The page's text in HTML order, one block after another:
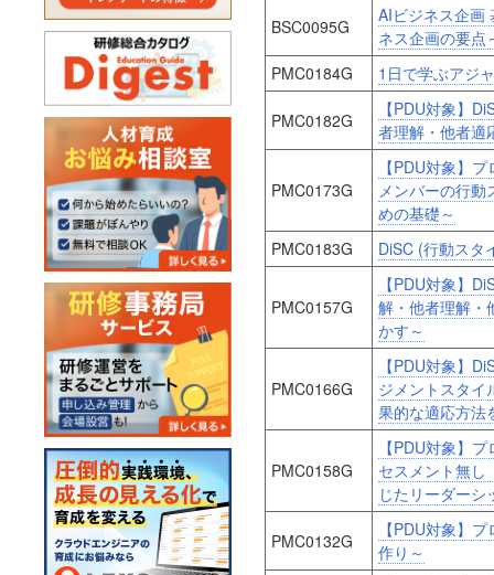
BSC0095G
AIビジネス企画
ネス企画の要点
PMC0184G
1日で学ぶアジ
PMC0182G
【PDU対象】
者理解・他者適
PMC0173G
【PDU対象】
メンバーの行動
めの基礎～
PMC0183G
DiSC (行動スタ
PMC0157G
【PDU対象】
解・他者理解・
かす～
PMC0166G
【PDU対象】
ジメントスタイ
果的な適応方法
PMC0158G
【PDU対象】
セスメント無し
じたリーダーシ
PMC0132G
【PDU対象】
作り～